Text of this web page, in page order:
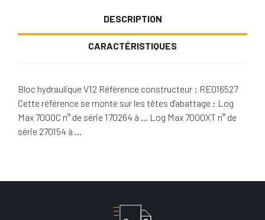
DESCRIPTION
CARACTÉRISTIQUES
Bloc hydraulique V12 Référence constructeur : RE016527
Cette référence se monte sur les têtes d'abattage : Log
Max 7000C n° de série 170264 à … Log Max 7000XT n° de
série 270154 à …